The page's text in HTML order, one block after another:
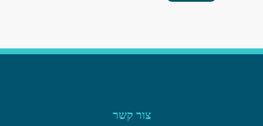
צור קשר